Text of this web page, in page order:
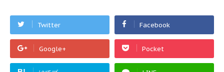
Twitter Facebook
Google+ Pocket